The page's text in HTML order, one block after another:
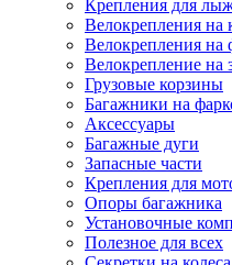
Крепления для
Велокрепления
Велокрепления на
Велокрепление на
Грузовые корзины
Багажники на
Аксессуары
Багажные дуги
Запасные части
Крепления для
Опоры багажника
Установочные
Полезное для всех